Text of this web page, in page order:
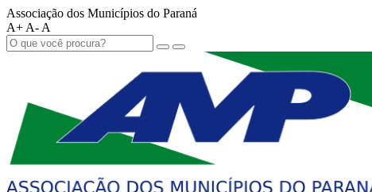
Associação dos Municípios do Paraná
A+ A- A